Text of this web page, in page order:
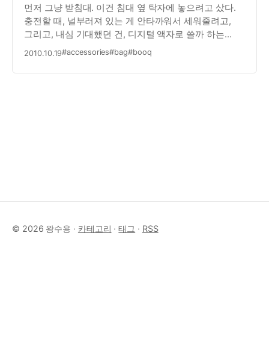
먼저 그냥 받침대. 이건 침대 옆 탁자에 놓으려고 샀다.
충전할 때, 널부러져 있는 게 안타까워서 세워줄려고,
그리고, 내심 기대했던 건, 디지털 액자로 쓸까 하는
생각이었다. 하지만, 현실은 자다가 일어나 보면, 역시
2010.10.19#accessories#bag#booq
© 2026 왕수용 · 카테고리 ·태그 · RSS